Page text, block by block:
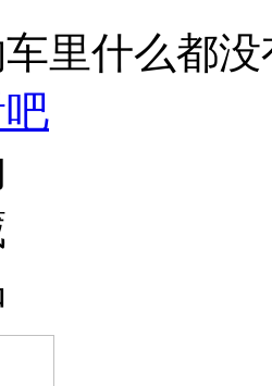
里什么都没